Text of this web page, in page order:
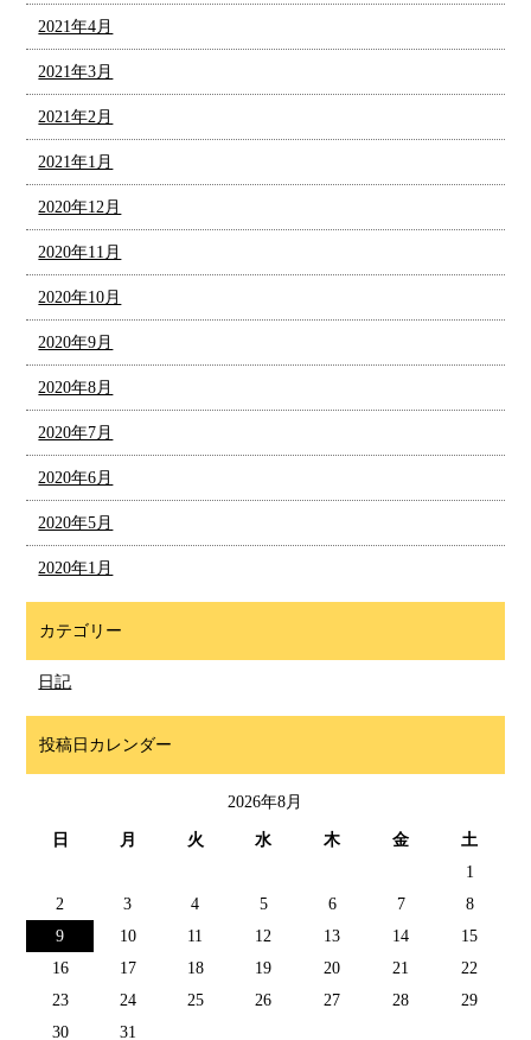
2021年4月
2021年3月
2021年2月
2021年1月
2020年12月
2020年11月
2020年10月
2020年9月
2020年8月
2020年7月
2020年6月
2020年5月
2020年1月
カテゴリー
日記
投稿日カレンダー
2026年8月
日 月 火 水 木 金
土
1
2
3 4 5 6 7
8
9
10 11 12 13 14
15
16
17 18 19 20 21
22
23
24 25 26 27 28
29
30
31